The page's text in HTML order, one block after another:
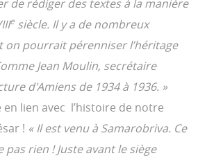
de rédiger des textes à la manière
e siècle. Il y a de nombreux
on pourrait pérenniser l’héritage
Jean Moulin, secrétaire
d'Amiensde 1934 à 1936. »
lien avec l’histoire de notre
! « Il est venu à Samarobriva. Ce
pas rien ! Juste avant le siège